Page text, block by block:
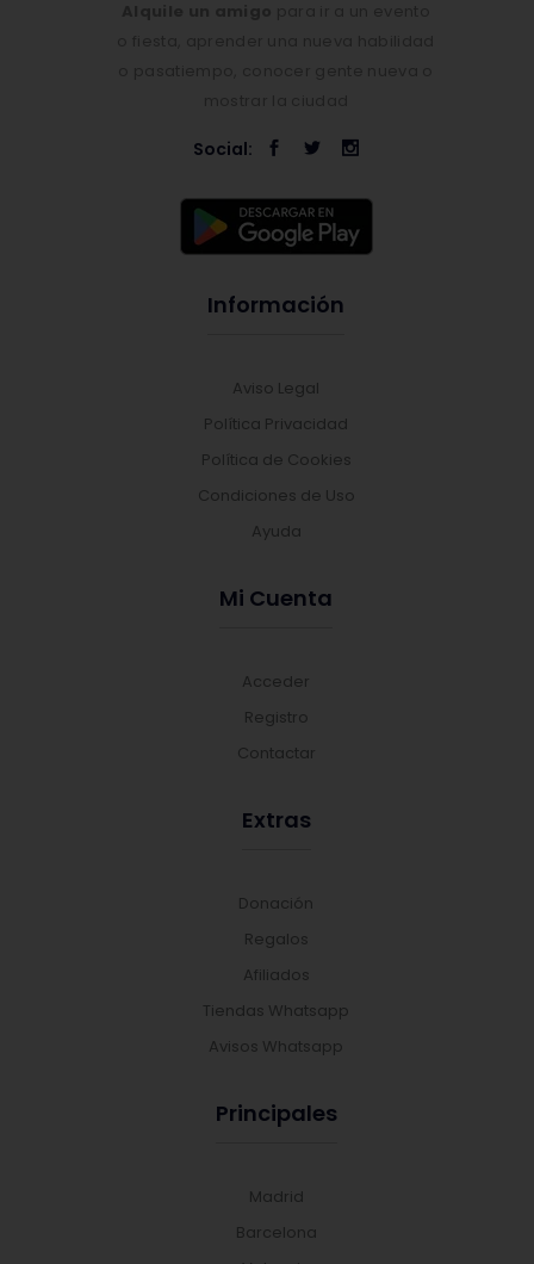
Social:
Información
Aviso Legal
Política Privacidad
Política de Cookies
Condiciones de Uso
Ayuda
Mi Cuenta
Acceder
Registro
Contactar
Extras
Donación
Regalos
Afiliados
Tiendas Whatsapp
Avisos Whatsapp
Principales
Madrid
Barcelona